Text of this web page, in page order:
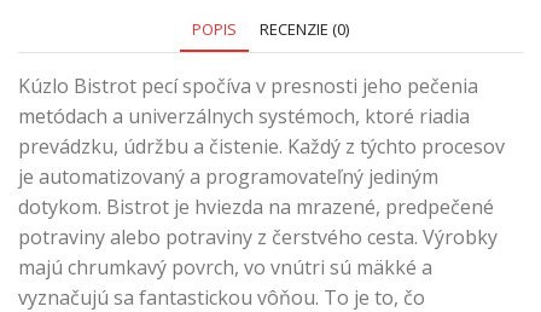
POPIS RECENZIE (0)
Kúzlo Bistrot pecí spočíva v presnosti jeho pečenia
metódach a univerzálnych systémoch, ktoré riadia
prevádzku, údržbu a čistenie. Každý z týchto procesov
je automatizovaný a programovateľný jediným
dotykom. Bistrot je hviezda na mrazené, predpečené
potraviny alebo potraviny z čerstvého cesta. Výrobky
majú chrumkavý povrch, vo vnútri sú mäkké a
vyznačujú sa fantastickou vôňou. To je to, čo